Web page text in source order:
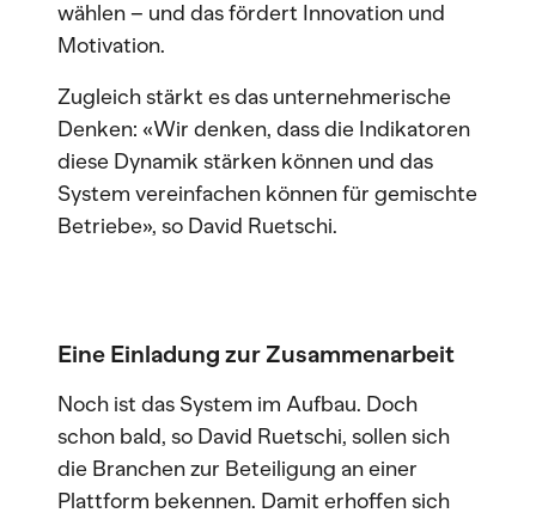
wählen – und das fördert Innovation und
Motivation.
Zugleich stärkt es das unternehmerische
Denken: «Wir denken, dass die Indikatoren
diese Dynamik stärken können und das
System vereinfachen können für gemischte
Betriebe», so David Ruetschi.
Eine Einladung zur Zusammenarbeit
Noch ist das System im Aufbau. Doch
schon bald, so David Ruetschi, sollen sich
die Branchen zur Beteiligung an einer
Plattform bekennen. Damit erhoffen sich